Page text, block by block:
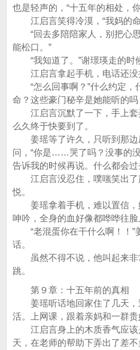
也是轻声的，“十五年的相处，
江启言笑得冷漠，“我妈的命
“回去多陪陪家人，别把心
能松口。”
“我知道了。”谢璟瑛走的时
江启言拿起手机，电话还没
“怎么回事啊？”什么约定，
命？这些豪门秘辛是她能听的吗
江启言沉默了一下，手上套
么久终于快要到了。
姜瑶等了许久，只听到那边
问，“你是……哭了吗？没事的
告诉我的时候再说。什么都会过
江启言没忍住，噗嗤笑出了
悦。
姜瑶拿着手机，难以置信，
呻吟，全身的血好像都哗哗往脸
“老混蛋你在干什么啊！！”
话。
虽然不得不说，他叫起来非
跳。
第９章：十五年前的真相
姜瑶听话地回家住了几天，
活。上网课，跟着亲妈和一群贵
江启言身上的木质香气应该
天，在老师的帮助下弄出了差